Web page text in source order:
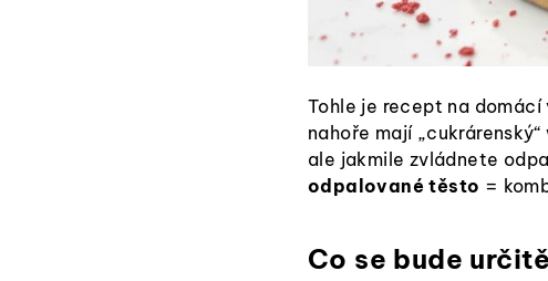
Tohle je recept na
nahoře mají
ale jakmile zvládnete
odpalované těsto =
Co se bude